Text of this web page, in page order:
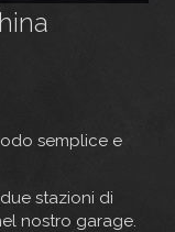
semplice e
stazioni di
nostro garage.